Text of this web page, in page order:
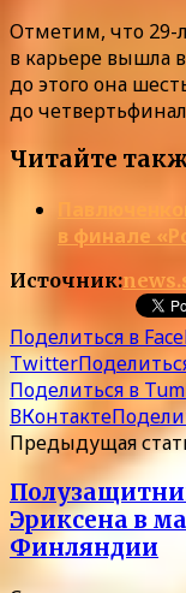
Отметим, что 29-
в карьере вышла
до этого она
до
Читайте
в финале
Источник:
Поделиться в
Twitter
Поделиться в
ВКонтакте
Предыдущая
Эриксена в
Финляндии